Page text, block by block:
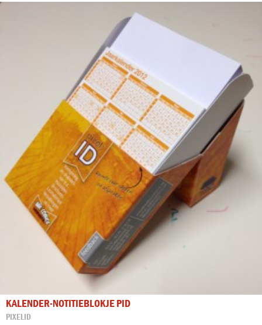
KALENDER-NOTITIEBLOKJE PID
PIXELID